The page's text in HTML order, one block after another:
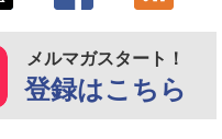
メルマガスタート！
登録はこちら